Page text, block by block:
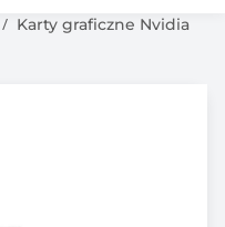
Karty graficzne Nvidia